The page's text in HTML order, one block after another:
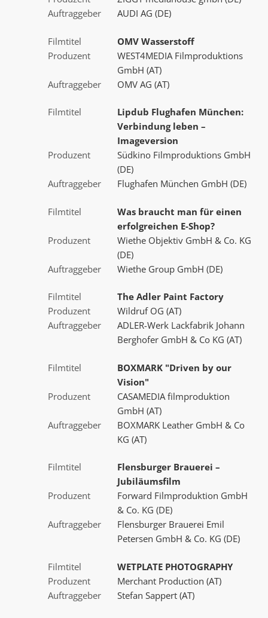
Auftraggeber
AUDI AG (DE)
Filmtitel
OMV Wasserstoff
Produzent
WEST4MEDIA Filmproduktions
GmbH (AT)
Auftraggeber
OMV AG (AT)
Filmtitel
Lipdub Flughafen München:
Verbindung leben –
Imageversion
Produzent
Südkino Filmproduktions GmbH
(DE)
Auftraggeber
Flughafen München GmbH (DE)
Filmtitel
Was braucht man für einen
erfolgreichen E-Shop?
Produzent
Wiethe Objektiv GmbH & Co. KG
(DE)
Auftraggeber
Wiethe Group GmbH (DE)
Filmtitel
The Adler Paint Factory
Produzent
Wildruf OG (AT)
Auftraggeber
ADLER-Werk Lackfabrik Johann
Berghofer GmbH & Co KG (AT)
Filmtitel
BOXMARK "Driven by our
Vision"
Produzent
CASAMEDIA filmproduktion
GmbH (AT)
Auftraggeber
BOXMARK Leather GmbH & Co
KG (AT)
Filmtitel
Flensburger Brauerei –
Jubiläumsfilm
Produzent
Forward Filmproduktion GmbH
& Co. KG (DE)
Auftraggeber
Flensburger Brauerei Emil
Petersen GmbH & Co. KG (DE)
Filmtitel
WETPLATE PHOTOGRAPHY
Produzent
Merchant Production (AT)
Auftraggeber
Stefan Sappert (AT)